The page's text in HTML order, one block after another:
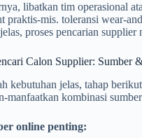
libatkan tim operasional
praktis-mis. toleransi wear-
proses pencarian
Calon Supplier: Sumber
kebutuhan jelas, tahap
manfaatkan kombinasi
online penting: